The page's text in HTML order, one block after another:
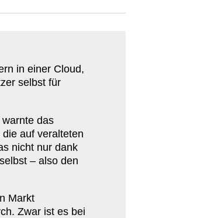
in einer Cloud,
selbst für
das
die auf veral­teten
nicht nur dank
– also den
Markt
Zwar ist es bei